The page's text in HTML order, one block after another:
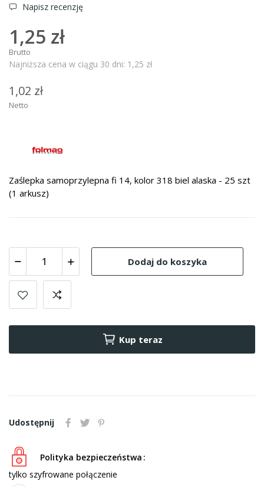
Napisz recenzję
1,25 zł
Brutto
Najniższa cena w ciągu 30 dni: 1,25 zł
1,02 zł
Netto
Zaślepka samoprzylepna fi 14, kolor 318 biel alaska - 25 szt
(1 arkusz)
Dodaj do koszyka
Kup teraz
Udostępnij
Polityka bezpieczeństwa
tylko szyfrowane połączenie